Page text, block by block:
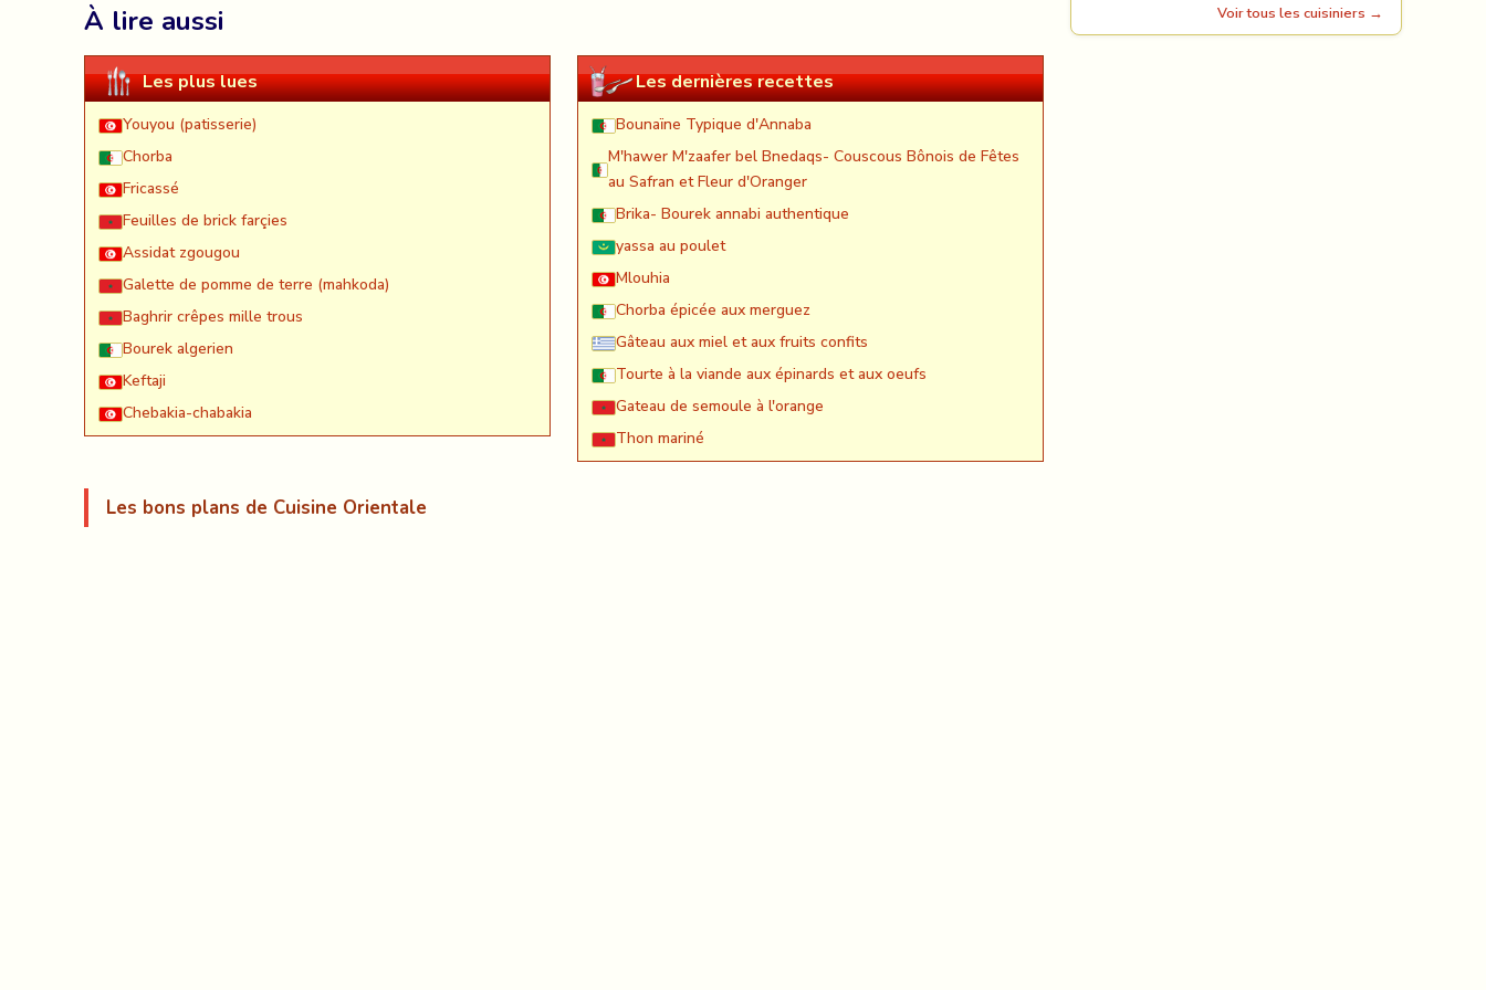
À lire aussi
Les plus lues
Youyou (patisserie)
Chorba
Fricassé
Feuilles de brick farçies
Assidat zgougou
Galette de pomme de terre (mahkoda)
Baghrir crêpes mille trous
Bourek algerien
Keftaji
Chebakia-chabakia
Les dernières recettes
Bounaïne Typique d'Annaba
M'hawer M'zaafer bel Bnedaqs- Couscous Bônois de Fêtes
au Safran et Fleur d'Oranger
Brika- Bourek annabi authentique
yassa au poulet
Mlouhia
Chorba épicée aux merguez
Gâteau aux miel et aux fruits confits
Tourte à la viande aux épinards et aux oeufs
Gateau de semoule à l'orange
Thon mariné
Les bons plans de Cuisine Orientale
Voir tous les cuisiniers →